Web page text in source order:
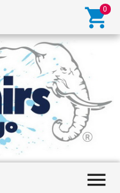

